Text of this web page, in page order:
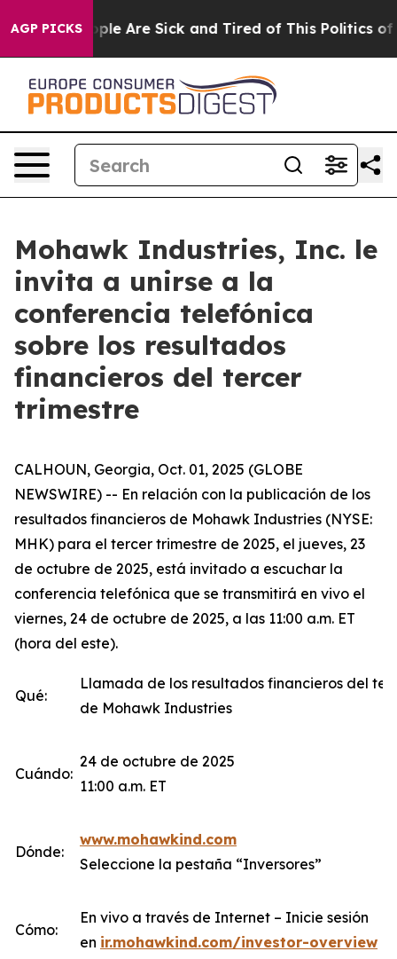
AGP PICKS
“People Are Sick and Tired of This Politics of
Mohawk Industries, Inc. le
invita a unirse a la
conferencia telefónica
sobre los resultados
financieros del tercer
trimestre
CALHOUN, Georgia, Oct. 01, 2025 (GLOBE
NEWSWIRE) -- En relación con la publicación de los
resultados financieros de Mohawk Industries (NYSE:
MHK) para el tercer trimestre de 2025, el jueves, 23
de octubre de 2025, está invitado a escuchar la
conferencia telefónica que se transmitirá en vivo el
viernes, 24 de octubre de 2025, a las 11:00 a.m. ET
(hora del este).
Qué:
Llamada de los resultados financieros del
de Mohawk Industries
Cuándo:
24 de octubre de 2025
11:00 a.m. ET
Dónde:
www.mohawkind.com
Seleccione la pestaña “Inversores”
Cómo:
En vivo a través de Internet – Inicie sesión
en ir.mohawkind.com/investor-overview